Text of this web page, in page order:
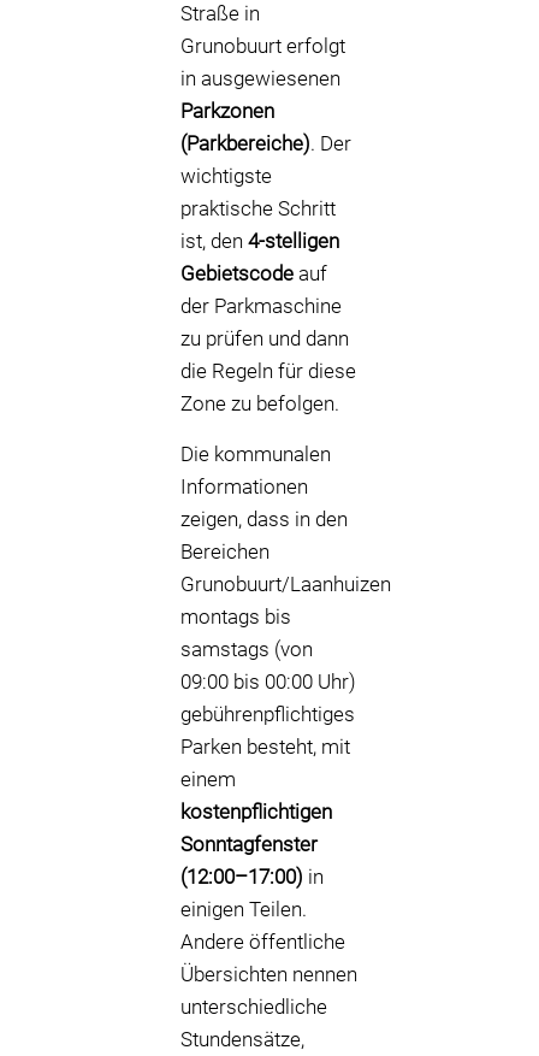
Straße in
Grunobuurt erfolgt
in ausgewiesenen
Parkzonen
(Parkbereiche). Der
wichtigste
praktische Schritt
ist, den 4-stelligen
Gebietscode auf
der Parkmaschine
zu prüfen und dann
die Regeln für diese
Zone zu befolgen.
Die kommunalen
Informationen
zeigen, dass in den
Bereichen
Grunobuurt/Laanhuizen
montags bis
samstags (von
09:00 bis 00:00 Uhr)
gebührenpflichtiges
Parken besteht, mit
einem
kostenpflichtigen
Sonntagfenster
(12:00–17:00) in
einigen Teilen.
Andere öffentliche
Übersichten nennen
unterschiedliche
Stundensätze,